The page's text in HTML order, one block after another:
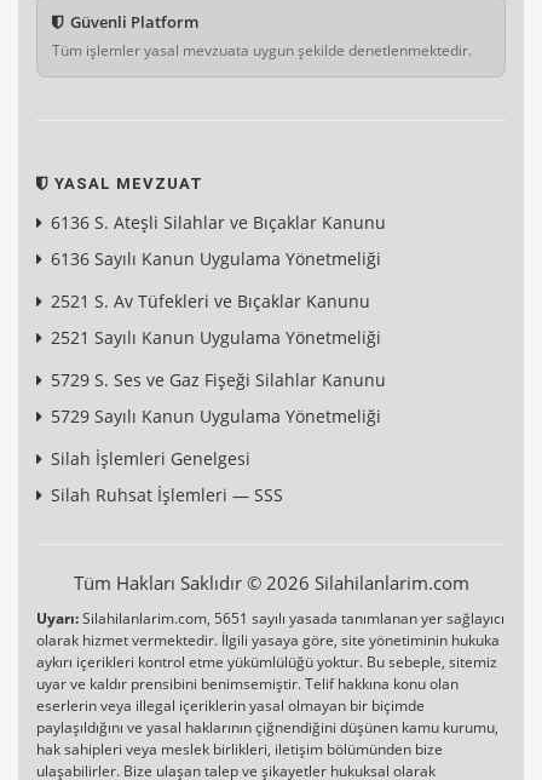
Güvenli Platform
Tüm işlemler yasal mevzuata uygun şekilde denetlenmektedir.
YASAL MEVZUAT
6136 S. Ateşli Silahlar ve Bıçaklar Kanunu
6136 Sayılı Kanun Uygulama Yönetmeliği
2521 S. Av Tüfekleri ve Bıçaklar Kanunu
2521 Sayılı Kanun Uygulama Yönetmeliği
5729 S. Ses ve Gaz Fişeği Silahlar Kanunu
5729 Sayılı Kanun Uygulama Yönetmeliği
Silah İşlemleri Genelgesi
Silah Ruhsat İşlemleri — SSS
Tüm Hakları Saklıdır © 2026 Silahilanlarim.com
Uyarı:Silahilanlarim.com, 5651 sayılı yasada tanımlanan yer sağlayıcı
olarak hizmet vermektedir. İlgili yasaya göre, site yönetiminin hukuka
aykırı içerikleri kontrol etme yükümlülüğü yoktur. Bu sebeple, sitemiz
uyar ve kaldır prensibini benimsemiştir. Telif hakkına konu olan
eserlerin veya illegal içeriklerin yasal olmayan bir biçimde
paylaşıldığını ve yasal haklarının çiğnendiğini düşünen kamu kurumu,
hak sahipleri veya meslek birlikleri, iletişim bölümünden bize
ulaşabilirler. Bize ulaşan talep ve şikayetler hukuksal olarak